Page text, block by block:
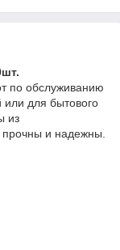
по обслуживанию
или для бытового
из
прочны и надежны.